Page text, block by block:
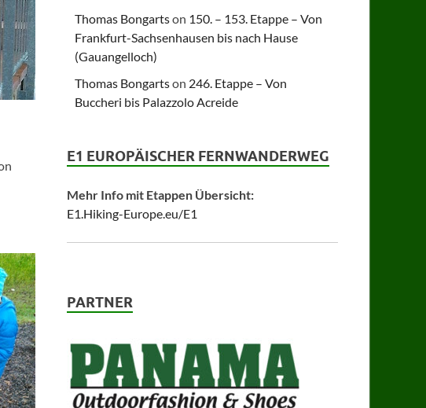
Thomas Bongartson 150. – 153. Etappe – Von
Frankfurt-Sachsenhausen bis nach Hause
(Gauangelloch)
Thomas Bongartson 246. Etappe – Von
Buccheri bis Palazzolo Acreide
E1 EUROPÄISCHER FERNWANDERWEG
Mehr Info mit Etappen Übersicht:
E1.Hiking-Europe.eu/E1
PARTNER